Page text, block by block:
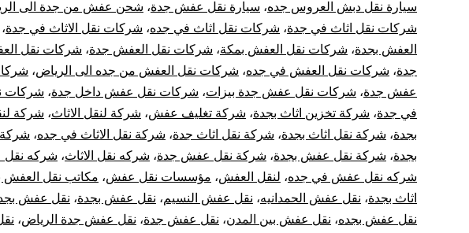
سيارة نقل دبش العروس جده، سيارة نقل عفش جدة، شحن عفش من جدة الى
شركات نقل اثاث في جدة، شركات نقل اثاث في جده، شركات نقل الاثاث في جدة
العفش بجدة، شركات نقل العفش بمكة، شركات نقل العفش جدة، شركات نقل
جدة، شركات نقل العفش في جده، شركات نقل العفش من جده الى الرياض،
عفش جدة، شركات نقل عفش جدة بيزات، شركات نقل عفش داخل جدة، شركات
في جدة، شركة تخزين اثاث بجدة، شركة تغليف عفش، شركة لنقل الاثاث، شركة
بجدة، شركة نقل اثاث بجدة، شركة نقل اثاث جدة، شركة نقل الاثاث في جده،
بجدة، شركة نقل عفش بجدة، شركة نقل عفش جدة، شركه نقل الاثاث، شركه
شركه نقل عفش في جده، لنقل العفش، مؤسسات نقل عفش، مكاتب نقل العفش
اثاث بجدة، نقل عفش الحمدانيه، نقل عفش النسيم، نقل عفش بجدة، نقل عفش
نقل عفش بجده، نقل عفش بين المدن، نقل عفش جدة، نقل عفش جدة الرياض،